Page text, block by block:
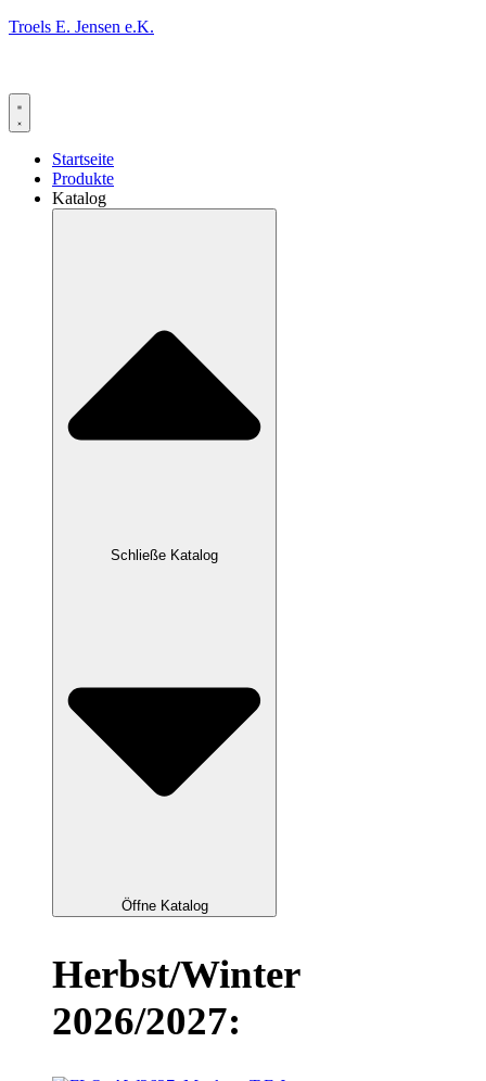
Troels E. Jensen e.K.
Startseite
Produkte
Katalog
Schließe Katalog
Öffne Katalog
Herbst/Winter
2026/2027: